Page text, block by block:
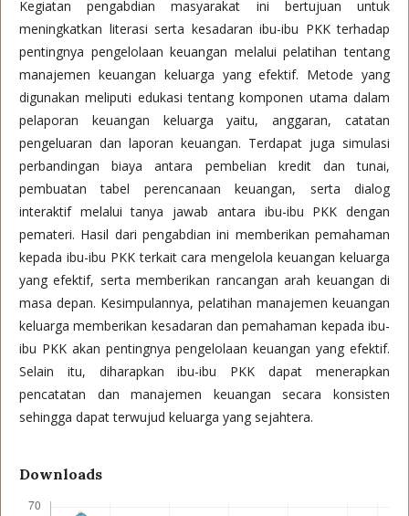
Kegiatan pengabdian masyarakat ini bertujuan untuk
meningkatkan literasi serta kesadaran ibu-ibu PKK terhadap
pentingnya pengelolaan keuangan melalui pelatihan tentang
manajemen keuangan keluarga yang efektif. Metode yang
digunakan meliputi edukasi tentang komponen utama dalam
pelaporan keuangan keluarga yaitu, anggaran, catatan
pengeluaran dan laporan keuangan. Terdapat juga simulasi
perbandingan biaya antara pembelian kredit dan tunai,
pembuatan tabel perencanaan keuangan, serta dialog
interaktif melalui tanya jawab antara ibu-ibu PKK dengan
pemateri. Hasil dari pengabdian ini memberikan pemahaman
kepada ibu-ibu PKK terkait cara mengelola keuangan keluarga
yang efektif, serta memberikan rancangan arah keuangan di
masa depan. Kesimpulannya, pelatihan manajemen keuangan
keluarga memberikan kesadaran dan pemahaman kepada ibu-
ibu PKK akan pentingnya pengelolaan keuangan yang efektif.
Selain itu, diharapkan ibu-ibu PKK dapat menerapkan
pencatatan dan manajemen keuangan secara konsisten
sehingga dapat terwujud keluarga yang sejahtera.
Downloads